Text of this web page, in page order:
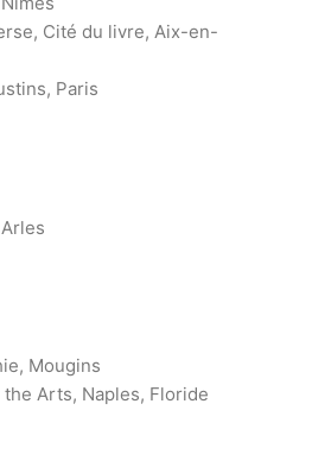
Cité du livre, Aix-en-
Paris
Mougins
Arts, Naples, Floride